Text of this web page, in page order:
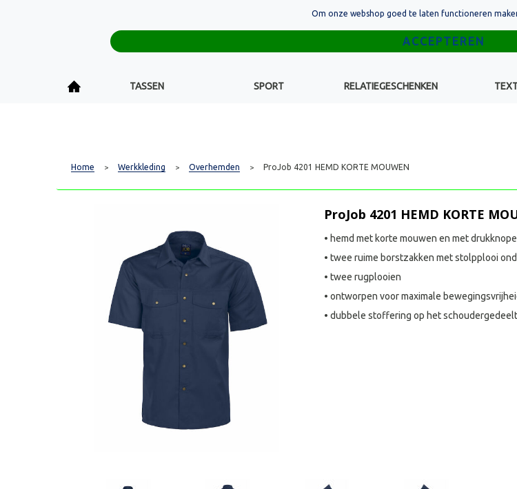
TASSEN SPORT RELATIEGESCHENKEN
Home > Werkkleding > Overhemden > ProJob 4201 HEMD KORTE MOUWEN
ProJob 4201 HEMD KORTE
• hemd met korte mouwen en met
• twee ruime borstzakken met stolpplooi
• twee rugplooien
• ontworpen voor maximale
• dubbele stoffering op het
Om onze webshop goed te laten functioneren